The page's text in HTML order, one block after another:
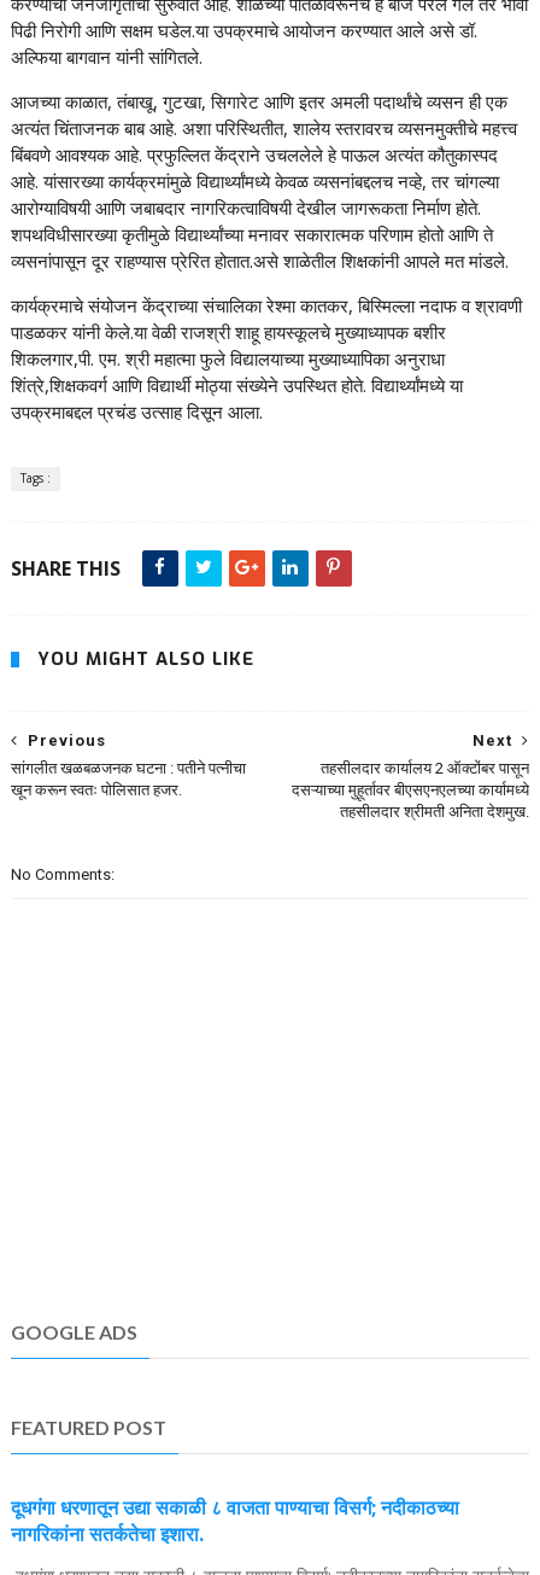
पिढी निरोगी आणि सक्षम घडेल.या उपक्रमाचे आयोजन करण्यात आले असे डॉ.
अल्फिया बागवान यांनी सांगितले.
आजच्या काळात, तंबाखू, गुटखा, सिगारेट आणि इतर अमली पदार्थांचे व्यसन ही एक
अत्यंत चिंताजनक बाब आहे. अशा परिस्थितीत, शालेय स्तरावरच व्यसनमुक्तीचे महत्त्व
बिंबवणे आवश्यक आहे. प्रफुल्लित केंद्राने उचललेले हे पाऊल अत्यंत कौतुकास्पद
आहे. यांसारख्या कार्यक्रमांमुळे विद्यार्थ्यांमध्ये केवळ व्यसनांबद्दलच नव्हे, तर चांगल्या
आरोग्याविषयी आणि जबाबदार नागरिकत्वाविषयी देखील जागरूकता निर्माण होते.
शपथविधीसारख्या कृतीमुळे विद्यार्थ्यांच्या मनावर सकारात्मक परिणाम होतो आणि ते
व्यसनांपासून दूर राहण्यास प्रेरित होतात.असे शाळेतील शिक्षकांनी आपले मत मांडले.
कार्यक्रमाचे संयोजन केंद्राच्या संचालिका रेश्मा कातकर, बिस्मिल्ला नदाफ व श्रावणी
पाडळकर यांनी केले.या वेळी राजश्री शाहू हायस्कूलचे मुख्याध्यापक बशीर
शिकलगार,पी. एम. श्री महात्मा फुले विद्यालयाच्या मुख्याध्यापिका अनुराधा
शिंत्रे,शिक्षकवर्ग आणि विद्यार्थी मोठ्या संख्येने उपस्थित होते. विद्यार्थ्यांमध्ये या
उपक्रमाबद्दल प्रचंड उत्साह दिसून आला.
Tags :
SHARE THIS
YOU MIGHT ALSO LIKE
Next
तहसीलदार कार्यालय 2 ऑक्टोंबर पासून
दसऱ्याच्या मुहूर्तावर बीएसएनएलच्या कार्यामध्ये
तहसीलदार श्रीमती अनिता देशमुख.
Previous
सांगलीत खळबळजनक घटना : पतीने पत्नीचा
खून करून स्वतः पोलिसात हजर.
No Comments:
GOOGLE ADS
FEATURED POST
दूधगंगा धरणातून उद्या सकाळी ८ वाजता पाण्याचा विसर्ग; नदीकाठच्या
नागरिकांना सतर्कतेचा इशारा.